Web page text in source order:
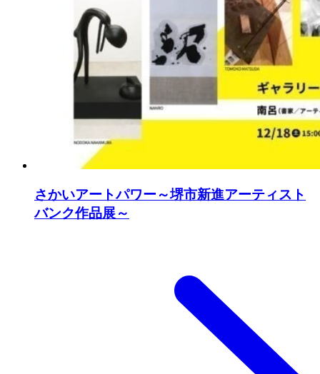
さかいアートパワー～堺市新進アーティスト
バンク作品展～